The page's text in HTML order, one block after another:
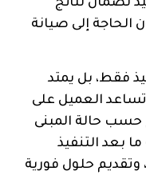
لضمان نتائج
الحاجة إلى صيانة
فقط، بل يمتد
العميل على
حسب حالة المبنى
ما بعد التنفيذ
وتقديم حلول فورية